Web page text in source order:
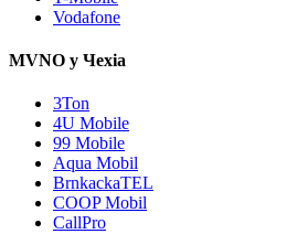
Vodafone
MVNO у Чехіа
3Ton
4U Mobile
99 Mobile
Aqua Mobil
BrnkackaTEL
COOP Mobil
CallPro